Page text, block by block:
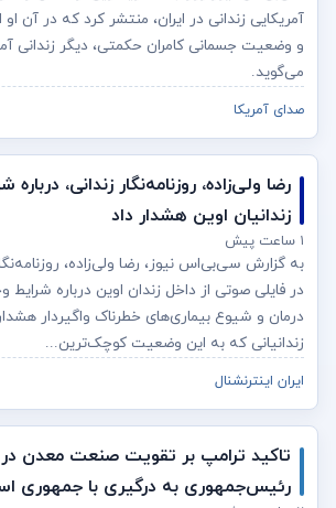
آمریکایی زندانی در ایران، منتشر کرد که در آن او
و وضعیت جسمانی کامران حکمتی، دیگر زندانی
می‌گوید.
صدای آمریکا
رضا ولی‌زاده، روزنامه‌نگار زندانی،
زندانیان اوین هشدار داد
۱ ساعت پیش
به گزارش سی‌بی‌اس نیوز، رضا ولی‌زاده،
در فایلی صوتی از داخل زندان اوین درباره
درمان و شیوع بیماری‌های خطرناک واگیردار
زندانیانی که به این وضعیت کوچک‌ترین...
ایران اینترنشنال
تاکید ترامپ بر تقویت صنعت معدن در
رئیس‌جمهوری به درگیری با جمهوری